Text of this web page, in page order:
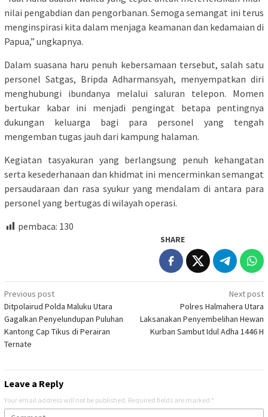
nilai pengabdian dan pengorbanan. Semoga semangat ini terus
menginspirasi kita dalam menjaga keamanan dan kedamaian di
Papua,” ungkapnya.
Dalam suasana haru penuh kebersamaan tersebut, salah satu
personel Satgas, Bripda Adharmansyah, menyempatkan diri
menghubungi ibundanya melalui saluran telepon. Momen
bertukar kabar ini menjadi pengingat betapa pentingnya
dukungan keluarga bagi para personel yang tengah
mengemban tugas jauh dari kampung halaman.
Kegiatan tasyakuran yang berlangsung penuh kehangatan
serta kesederhanaan dan khidmat ini mencerminkan semangat
persaudaraan dan rasa syukur yang mendalam di antara para
personel yang bertugas di wilayah operasi.
pembaca: 130
SHARE
Post
navigation
Previous post
Ditpolairud Polda Maluku Utara
Gagalkan Penyelundupan Puluhan
Kantong Cap Tikus di Perairan
Ternate
Next post
Polres Halmahera Utara
Laksanakan Penyembelihan Hewan
Kurban Sambut Idul Adha 1446 H
Leave a Reply
Your email address will not be published. Required fields are marked *